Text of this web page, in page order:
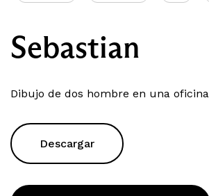
Sebastian
Dibujo de dos hombre en una oficina
Descargar